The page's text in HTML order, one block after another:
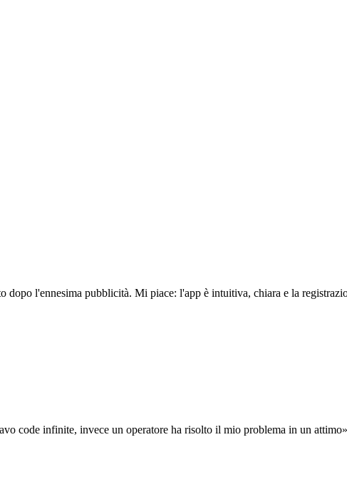
dopo l'ennesima pubblicità. Mi piace: l'app è intuitiva, chiara e la
code infinite, invece un operatore ha risolto il mio problema in un